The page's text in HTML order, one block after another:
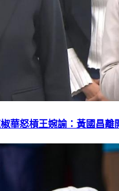
華怒槓王婉諭：黃國昌